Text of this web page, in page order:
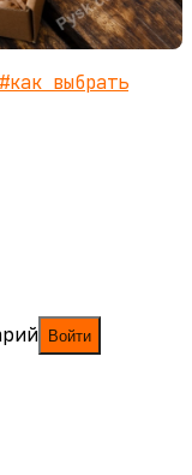
#как выбрать
Войти